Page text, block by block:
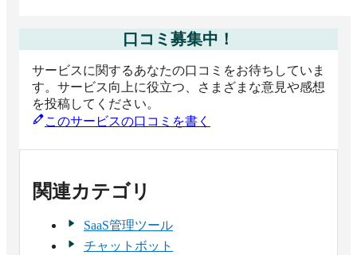
口コミ募集中！
サービスに関するあなたの口コミをお待ちしていま
す。サービス向上に役立つ、さまざまな意見や感想
を投稿してください。
このサービスの口コミを書く
関連カテゴリ
SaaS管理ツール
チャットボット